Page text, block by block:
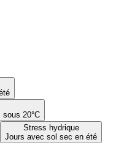
20°C
Stress hydrique
Jours avec sol sec en été